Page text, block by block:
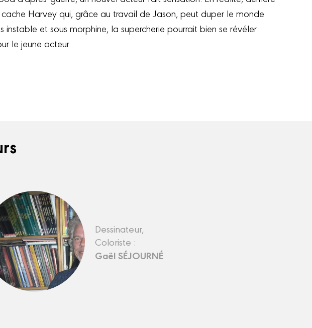
Harvey qui, grâce au travail de Jason, peut duper le monde
instable et sous morphine, la supercherie pourrait bien se révéler
le jeune acteur...
Dessinateur,
Coloriste :
Gaël SÉJOURNÉ